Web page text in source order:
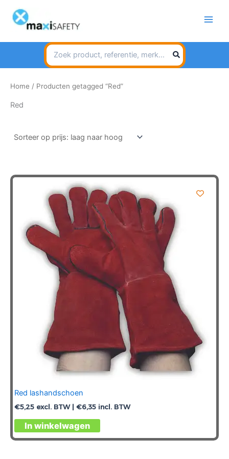
naar
inhoud
Search
for:
Home / Producten getagged “Red”
Red
Red lashandschoen
€5,25 excl. BTW | €6,35 incl. BTW
In winkelwagen
Dit
product